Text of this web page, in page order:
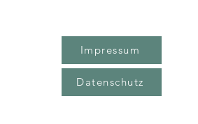
Impressum
Datenschutz